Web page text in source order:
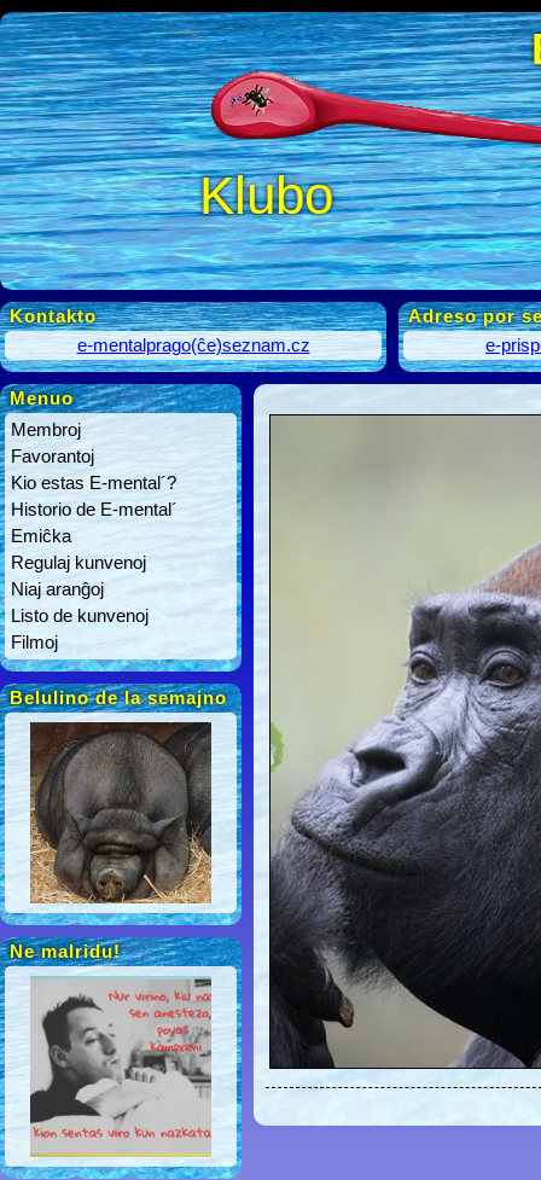
Klubo
Kontakto
e-mentalprago(ĉe)seznam.cz
Adreso por
e-
Menuo
Membroj
Favorantoj
Kio estas E-mental´?
Historio de E-mental´
Emiĉka
Regulaj kunvenoj
Niaj aranĝoj
Listo de kunvenoj
Filmoj
Belulino de la semajno
Ne malridu!